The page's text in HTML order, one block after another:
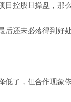
目控股且操盘，
后还未必落得到好
低了，但合作现象